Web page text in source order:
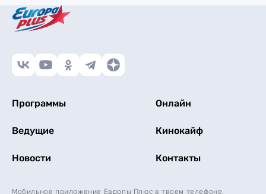
Программы Онлайн
Ведущие Кинокайф
Новости Контакты
Мобильное приложение Европы Плюс в твоем телефоне.